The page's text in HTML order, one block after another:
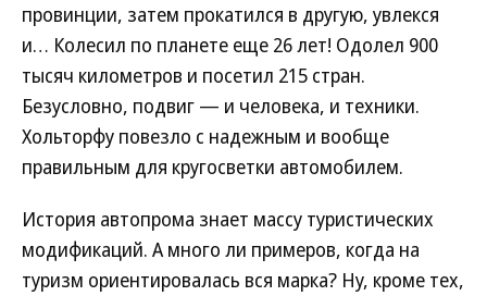
провинции, затем прокатился в другую, увлекся
и… Колесил по планете еще 26 лет! Одолел 900
тысяч километров и посетил 215 стран.
Безусловно, подвиг — и человека, и техники.
Хольторфу повезло с надежным и вообще
правильным для кругосветки автомобилем.
История автопрома знает массу туристических
модификаций. А много ли примеров, когда на
туризм ориентировалась вся марка? Ну, кроме тех,